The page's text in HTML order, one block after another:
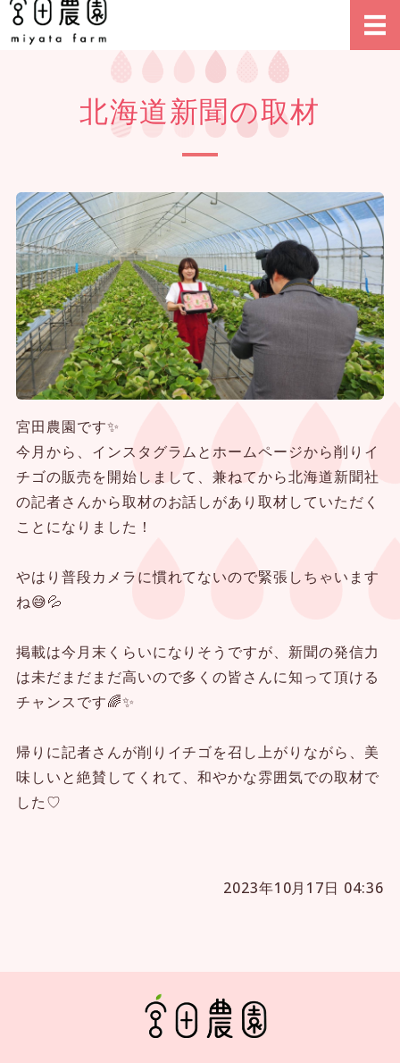
北海道乙部町のイチゴ農
宮田農園の特長
会社概要
ご注文について
北海道新聞の取材
宮田農園です✨
今月から、インスタグラムとホームページから削りイ
チゴの販売を開始しまして、兼ねてから北海道新聞社
の記者さんから取材のお話しがあり取材していただく
ことになりました！
やはり普段カメラに慣れてないので緊張しちゃいます
ね😅💦
掲載は今月末くらいになりそうですが、新聞の発信力
は未だまだまだ高いので多くの皆さんに知って頂ける
チャンスです🌈✨
帰りに記者さんが削りイチゴを召し上がりながら、美
味しいと絶賛してくれて、和やかな雰囲気での取材で
した♡
2023年10月17日 04:36